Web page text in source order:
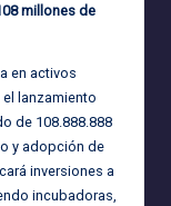
millones de
en activos
lanzamiento
de 108.888.888
y adopción de
inversiones a
incubadoras,